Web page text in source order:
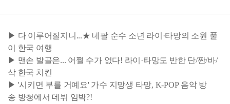
▶ 다 이루어질지니...★ 네팔 순수 소년 라이·타망의 소원 풀
이 한국 여행
▶ 맨손 발골은... 어쩔 수가 없다! 라이·타망도 반한 단/짠/바/
삭 한국 치킨
▶ '시키면 부를 거예요' 가수 지망생 타망, K-POP 음악 방
송 방청에서 데뷔 임박?!